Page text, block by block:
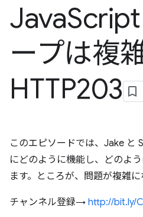
Java
ープは複
HTTP203
このエピソードでは、Jake と
にどのように機能し、どのよ
ます。ところが、問題が複雑に
チャンネル登録→ http://bit.ly/